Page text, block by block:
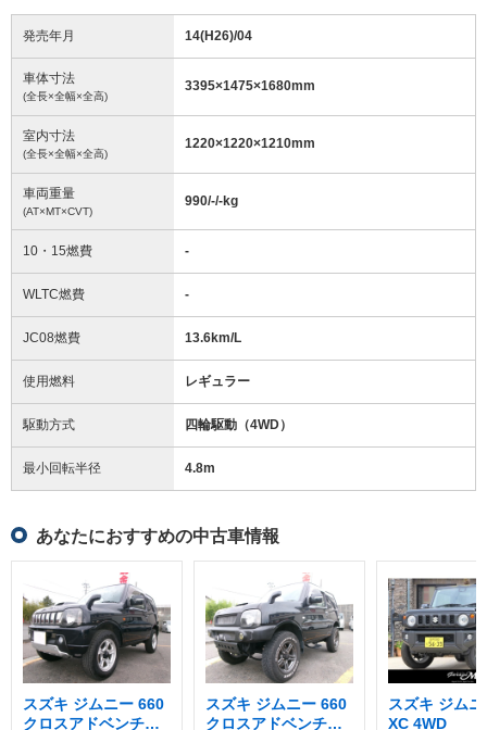
発売年月 14(H26)/04
車体寸法
(全長×全幅×全高)
3395×1475×1680mm
室内寸法
(全長×全幅×全高)
1220×1220×1210mm
車両重量
(AT×MT×CVT)
990/-/-kg
10・15燃費 -
WLTC燃費 -
JC08燃費 13.6km/L
使用燃料 レギュラー
駆動方式 四輪駆動（4WD）
最小回転半径 4.8m
あなたにおすすめの中古車情報
スズキ ジムニー 660
クロスアドベンチャ
スズキ ジムニー 660
クロスアドベンチャ
スズキ ジム
XC 4WD